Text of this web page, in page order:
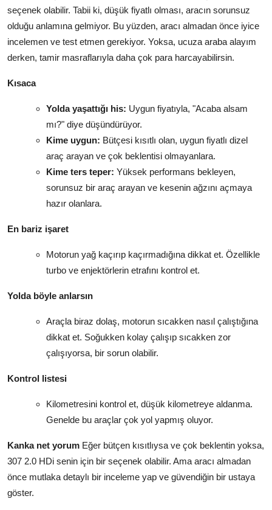
seçenek olabilir. Tabii ki, düşük fiyatlı olması, aracın sorunsuz
olduğu anlamına gelmiyor. Bu yüzden, aracı almadan önce iyice
incelemen ve test etmen gerekiyor. Yoksa, ucuza araba alayım
derken, tamir masraflarıyla daha çok para harcayabilirsin.
Kısaca
Yolda yaşattığı his: Uygun fiyatıyla, "Acaba alsam
mı?" diye düşündürüyor.
Kime uygun: Bütçesi kısıtlı olan, uygun fiyatlı dizel
araç arayan ve çok beklentisi olmayanlara.
Kime ters teper: Yüksek performans bekleyen,
sorunsuz bir araç arayan ve kesenin ağzını açmaya
hazır olanlara.
En bariz işaret
Motorun yağ kaçırıp kaçırmadığına dikkat et. Özellikle
turbo ve enjektörlerin etrafını kontrol et.
Yolda böyle anlarsın
Araçla biraz dolaş, motorun sıcakken nasıl çalıştığına
dikkat et. Soğukken kolay çalışıp sıcakken zor
çalışıyorsa, bir sorun olabilir.
Kontrol listesi
Kilometresini kontrol et, düşük kilometreye aldanma.
Genelde bu araçlar çok yol yapmış oluyor.
Kanka net yorum Eğer bütçen kısıtlıysa ve çok beklentin yoksa,
307 2.0 HDi senin için bir seçenek olabilir. Ama aracı almadan
önce mutlaka detaylı bir inceleme yap ve güvendiğin bir ustaya
göster.